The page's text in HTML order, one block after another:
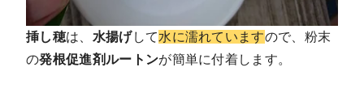
挿し穂は、 水揚げして水に濡れていますので、粉末
の発根促進剤ルートンが簡単に付着します。